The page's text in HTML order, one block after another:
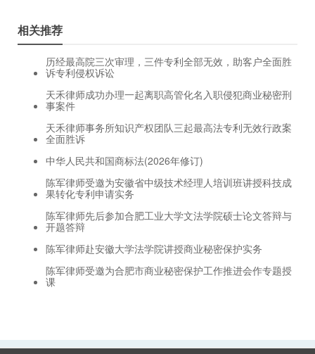
相关推荐
历经最高院三次审理，三件专利全部无效，助客户全面胜
诉专利侵权诉讼
天禾律师成功办理一起离职高管化名入职侵犯商业秘密刑
事案件
天禾律师事务所知识产权团队三起最高法专利无效行政案
全面胜诉
中华人民共和国商标法(2026年修订)
陈军律师受邀为安徽省中级技术经理人培训班讲授科技成
果转化专利申请实务
陈军律师先后参加合肥工业大学文法学院硕士论文答辩与
开题答辩
陈军律师赴安徽大学法学院讲授商业秘密保护实务
陈军律师受邀为合肥市商业秘密保护工作推进会作专题授
课